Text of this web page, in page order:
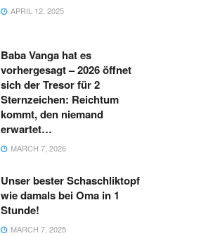
APRIL 12, 2025
Baba Vanga hat es
vorhergesagt – 2026 öffnet
sich der Tresor für 2
Sternzeichen: Reichtum
kommt, den niemand
erwartet…
MARCH 7, 2026
Unser bester Schaschliktopf
wie damals bei Oma in 1
Stunde!
MARCH 7, 2025